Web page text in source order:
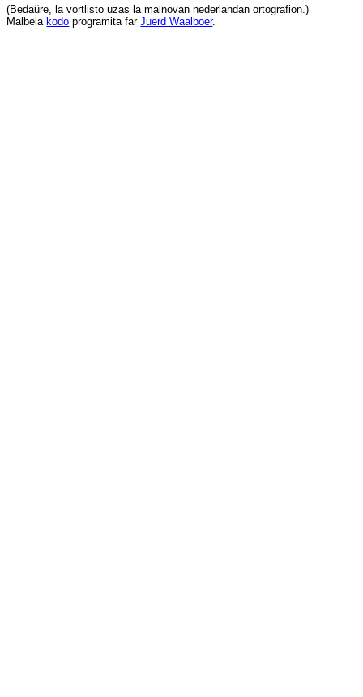
(Bedaŭre, la vortlisto uzas la malnovan nederlandan ortografion.)
Malbela kodo programita far Juerd Waalboer.